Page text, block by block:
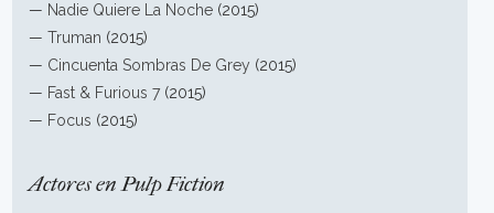
— Nadie Quiere La Noche (2015)
—Truman (2015)
— Cincuenta Sombras De Grey (2015)
— Fast & Furious 7 (2015)
— Focus (2015)
Actores en Pulp Fiction